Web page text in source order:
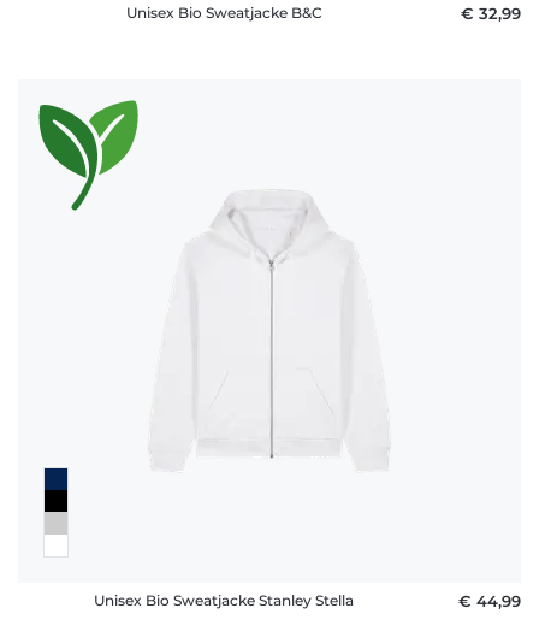
Unisex Bio Sweatjacke B&C € 32,99
Unisex Bio Sweatjacke Stanley Stella € 44,99